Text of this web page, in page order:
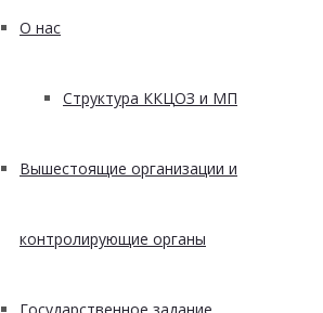
О нас
Структура ККЦОЗ и МП
Вышестоящие организации и
контролирующие органы